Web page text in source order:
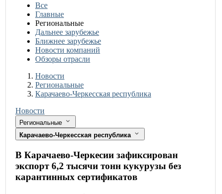
Все
Главные
Региональные
Дальнее зарубежье
Ближнее зарубежье
Новости компаний
Обзоры отрасли
Новости
Разделы
Новости
Региональные
Карачаево-Черкесская республика
Новости
Региональные
Карачаево-Черкесская республика
В Карачаево-Черкесии зафиксирован
экспорт 6,2 тысячи тонн кукурузы без
карантинных сертификатов